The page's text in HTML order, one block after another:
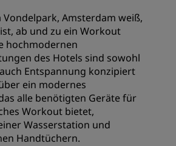
Vondelpark, Amsterdam weiß,
ab und zu ein Workout
hochmodernen
des Hotels sind sowohl
Entspannung konzipiert
ein modernes
alle benötigten Geräte für
Workout bietet,
Wasserstation und
Handtüchern.